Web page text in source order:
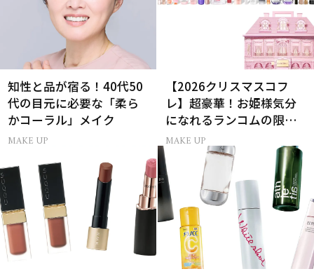
知性と品が宿る！40代50
代の目元に必要な「柔ら
かコーラル」メイク
MAKE UP
【2026クリスマスコフ
レ】超豪華！お姫様気分
になれるランコムの限定
コスメキット
MAKE UP